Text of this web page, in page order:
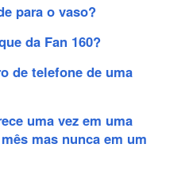
para o vaso?
da Fan 160?
de telefone de uma
uma vez em uma
mas nunca em um